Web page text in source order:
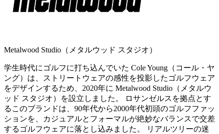
Metalwood Studio（メタルウッド スタジオ）
学生時代にゴルフに打ち込んでいた Cole Young（コール・ヤ
ング）は、ストリートウェアの感性を投影したゴルフウェア
をデザインするため、2020年に Metalwood Studio（メタルウ
ッド スタジオ）を設立しました。 ロサンゼルスを拠点とす
るこのブランドは、90年代から2000年代初頭のゴルフファッ
ションを、カジュアルとフォーマルが絶妙なバランスで交差
するゴルフウェアに落とし込みました。 リアルツリーの迷